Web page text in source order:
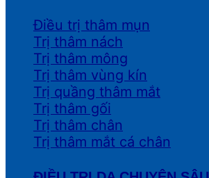
Điều trị thâm mụn
Trị thâm nách
Trị thâm mông
Trị thâm vùng kín
Trị quầng thâm mắt
Trị thâm gối
Trị thâm chân
Trị thâm mắt cá chân